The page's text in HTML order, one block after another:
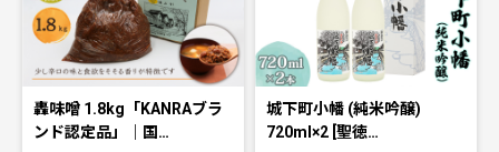
轟味噌 1.8kg「KANRAブラ
ンド認定品」｜国…
城下町小幡 (純米吟醸)
720ml×2 [聖徳…